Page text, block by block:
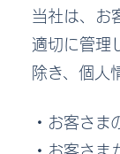
当社は、お
適切に管理
除き、個人
・お客さ